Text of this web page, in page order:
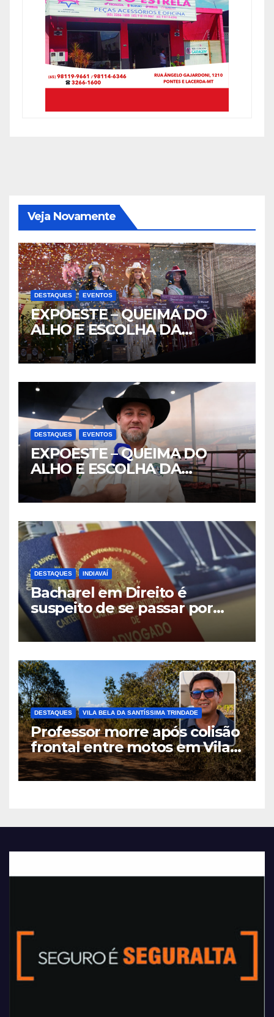
Veja Novamente
DESTAQUES EVENTOS
EXPOESTE – QUEIMA DO
ALHO E ESCOLHA DA
RAINHA- PARTE II
DESTAQUES EVENTOS
EXPOESTE – QUEIMA DO
ALHO E ESCOLHA DA
RAINHA- PARTE I
DESTAQUES INDIAVAÍ
Bacharel em Direito é
suspeito de se passar por
advogado durante
atendimento em Indiavaí
DESTAQUES VILA BELA DA SANTÍSSIMA TRINDADE
Professor morre após colisão
frontal entre motos em Vila
Bela da Santíssima Trindade